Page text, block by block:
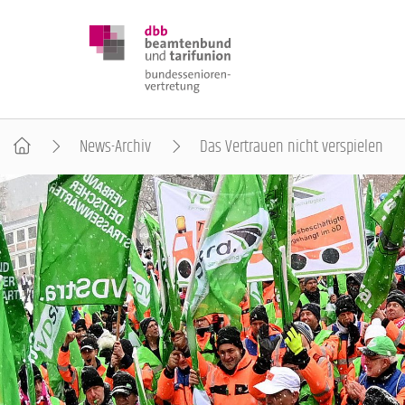
DBB SENIOREN
POSITIONEN
VERANSTALTUNGEN
PUBLIKATIONEN
News-Archiv Das Vertrauen nicht verspielen